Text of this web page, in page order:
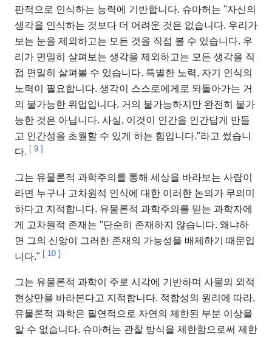
판적으로 인식하는 능력에 기반합니다. 슈마허는 "자신의
생각을 인식하는 것보다 더 어려운 것은 없습니다. 우리가
보는 눈을 제외하고는 모든 것을 직접 볼 수 있습니다. 우
리가 면밀히 살펴보는 생각을 제외하고는 모든 생각을 직
접 면밀히 살펴볼 수 있습니다. 특별한 노력, 자기 인식의
노력이 필요합니다. 생각이 스스로에게로 되돌아가는 거
의 불가능한 위업입니다. 거의 불가능하지만 완전히 불가
능한 것은 아닙니다. 사실, 이것이 인간을 인간답게 만들
고 인간성을 초월할 수 있게 하는 힘입니다."라고 썼습니
다. [ 9 ]
그는 유물론적 과학주의를 통해 세상을 바라보는 사람이
라면 누구나 고차원적 인식에 대한 이러한 논의가 무의미
하다고 지적합니다. 유물론적 과학주의를 믿는 과학자에
게 고차원적 존재는 "단순히 존재하지 않습니다. 왜냐하
면 그의 신앙이 그러한 존재의 가능성을 배제하기 때문입
니다." [ 10 ]
그는 유물론적 과학이 주로 시각에 기반하며 사물의 외적
현상만을 바라본다고 지적합니다. 적합성의 원리에 따라,
유물론적 과학은 필연적으로 자연의 제한된 부분 이상을
알 수 없습니다. 슈마허는 관찰 방식을 제한함으로써 제한